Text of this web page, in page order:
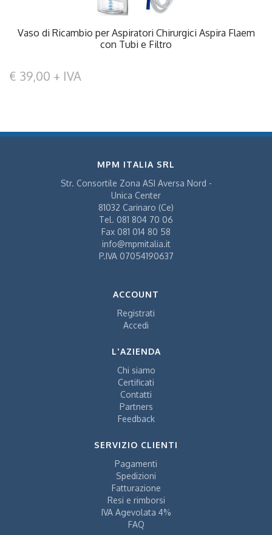
Vaso di Ricambio per Aspiratori Chirurgici Aspira Flaem
con Tubi e Filtro
€ 39,00 + IVA
MPM ITALIA SRL
Str. Consortile Zona ASI Aversa Nord -
Unica Center
81032 Carinaro (Ce)
Tel. 081 804 70 06
Fax 081 014 80 58
info@mpmitalia.it
P.IVA 07054190637
ACCOUNT
Registrati
Accedi
L'AZIENDA
Chi siamo
Certificati
Contatti
Partners
Feedback
SERVIZIO CLIENTI
Pagamenti
Spedizioni
Fatturazione
Resi e rimborsi
IVA Agevolata 4%
FAQ